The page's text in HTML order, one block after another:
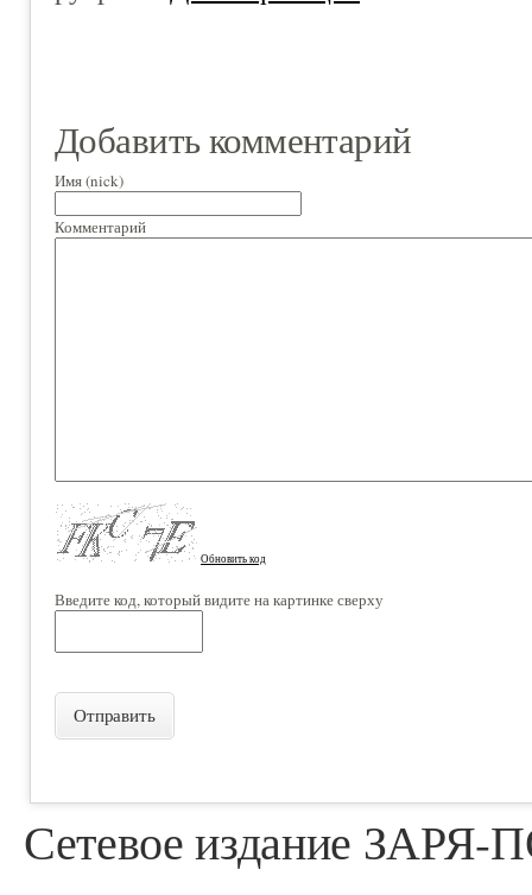
Добавить комментарий
Имя (nick)
Комментарий
Обновить код
Введите код, который видите на картинке сверху
Отправить
Сетевое издание